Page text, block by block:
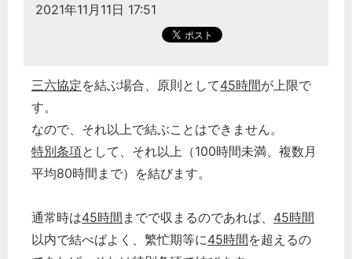
2021年11月11日 17:51
三六協定を結ぶ場合、原則として45時間が上限で
す。
なので、それ以上で結ぶことはできません。
特別条項として、それ以上（100時間未満、複数月
平均80時間まで）を結びます。
通常時は45時間 までで収まるのであれば、 45時間
以内で結べばよく、繁忙期等に45時間を超えるの